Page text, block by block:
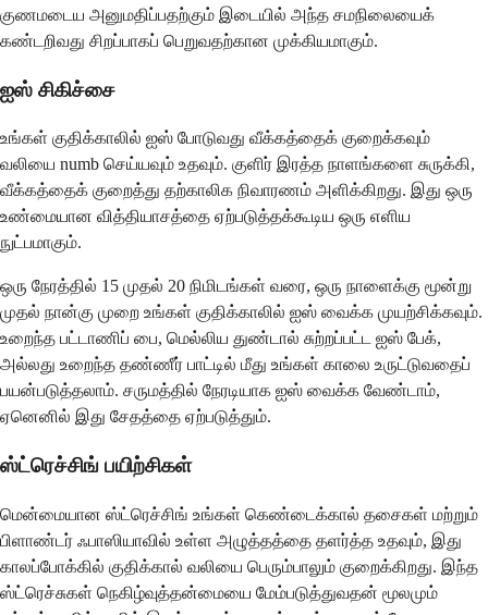
குணமடைய அனுமதிப்பதற்கும் இடையில் அந்த சமநிலையைக்
கண்டறிவது சிறப்பாகப் பெறுவதற்கான முக்கியமாகும்.
ஐஸ் சிகிச்சை
உங்கள் குதிக்காலில் ஐஸ் போடுவது வீக்கத்தைக் குறைக்கவும்
வலியை numb செய்யவும் உதவும். குளிர் இரத்த நாளங்களை சுருக்கி,
வீக்கத்தைக் குறைத்து தற்காலிக நிவாரணம் அளிக்கிறது. இது ஒரு
உண்மையான வித்தியாசத்தை ஏற்படுத்தக்கூடிய ஒரு எளிய
நுட்பமாகும்.
ஒரு நேரத்தில் 15 முதல் 20 நிமிடங்கள் வரை, ஒரு நாளைக்கு மூன்று
முதல் நான்கு முறை உங்கள் குதிக்காலில் ஐஸ் வைக்க முயற்சிக்கவும்.
உறைந்த பட்டாணிப் பை, மெல்லிய துண்டால் சுற்றப்பட்ட ஐஸ் பேக்,
அல்லது உறைந்த தண்ணீர் பாட்டில் மீது உங்கள் காலை உருட்டுவதைப்
பயன்படுத்தலாம். சருமத்தில் நேரடியாக ஐஸ் வைக்க வேண்டாம்,
ஏனெனில் இது சேதத்தை ஏற்படுத்தும்.
ஸ்ட்ரெச்சிங் பயிற்சிகள்
மென்மையான ஸ்ட்ரெச்சிங் உங்கள் கெண்டைக்கால் தசைகள் மற்றும்
பிளாண்டர் ஃபாஸியாவில் உள்ள அழுத்தத்தை தளர்த்த உதவும், இது
காலப்போக்கில் குதிக்கால் வலியை பெரும்பாலும் குறைக்கிறது. இந்த
ஸ்ட்ரெச்சுகள் நெகிழ்வுத்தன்மையை மேம்படுத்துவதன் மூலமும்